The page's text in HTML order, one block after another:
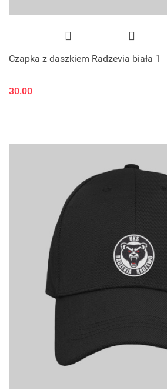
Czapka z daszkiem Radzevia biała 1
30.00